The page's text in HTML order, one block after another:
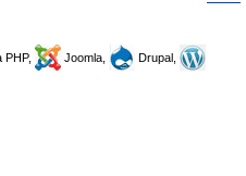
PHP, Joomla,
Drupal,